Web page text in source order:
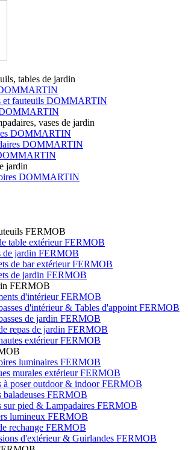
tables de jardin
et fauteuils DOMMARTIN
vases de jardin
DOMMARTIN
DOMMARTIN
jardin
DOMMARTIN
FERMOB
table extérieur FERMOB
de jardin FERMOB
de bar extérieur FERMOB
de jardin FERMOB
FERMOB
d'intérieur FERMOB
d'intérieur & Tables d'appoint FERMOB
de jardin FERMOB
repas de jardin FERMOB
extérieur FERMOB
luminaires FERMOB
murales extérieur FERMOB
à poser outdoor & indoor FERMOB
baladeuses FERMOB
sur pied & Lampadaires FERMOB
lumineux FERMOB
rechange FERMOB
d'extérieur & Guirlandes FERMOB